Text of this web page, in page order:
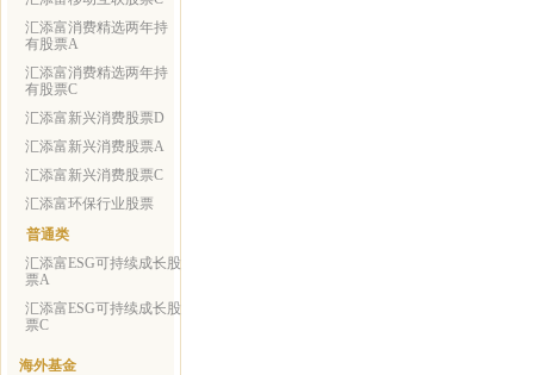
汇添富消费精选两年持
有股票A
汇添富消费精选两年持
有股票C
汇添富新兴消费股票D
汇添富新兴消费股票A
汇添富新兴消费股票C
汇添富环保行业股票
普通类
汇添富ESG可持续成长股
票A
汇添富ESG可持续成长股
票C
海外基金